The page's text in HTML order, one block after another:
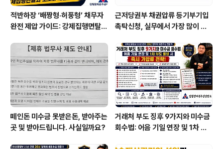
적반하장 ‘배짱형·허풍형’ 채무자
완전 제압 가이드: 강제집행면탈죄
근저당권부 채권압류 등기부기입
촉탁신청, 실무에서 가장 많이 틀
떼인돈 미수금 못받은돈, 받아주는
곳 및 받아드립니다. 사실일까요?
거래처 부도 징후 9가지와 미수금
회수법: 어음 기일 연장 및 1차 부